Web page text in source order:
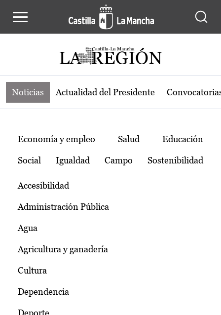
Noticias de la región de Castilla-La
Noticias Actualidad del Presidente
Temas
Economía y empleo Salud Educación
Social Igualdad Campo Sostenibilidad
Accesibilidad
Administración Pública
Agua
Agricultura y ganadería
Cultura
Dependencia
Deporte